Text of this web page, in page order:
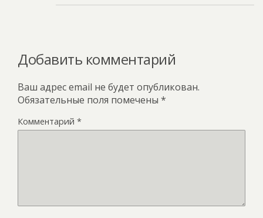
Добавить комментарий
Ваш адрес email не будет опубликован.
Обязательные поля помечены *
Комментарий *